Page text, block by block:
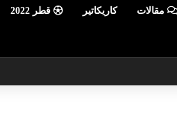
مقالات كاريكاتير قطر 2022